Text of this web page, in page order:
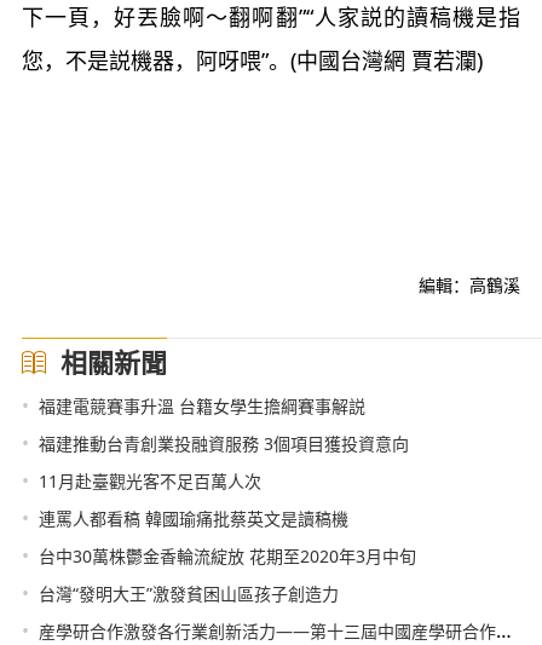
下一頁，好丟臉啊～翻啊翻”“人家説的讀稿機是指
您，不是説機器，阿呀喂”。(中國台灣網 賈若瀾)
編輯：高鶴溪
相關新聞
• 福建電競賽事升溫 台籍女學生擔綱賽事解説
• 福建推動台青創業投融資服務 3個項目獲投資意向
• 11月赴臺觀光客不足百萬人次
• 連罵人都看稿 韓國瑜痛批蔡英文是讀稿機
• 台中30萬株鬱金香輪流綻放 花期至2020年3月中旬
• 台灣“發明大王”激發貧困山區孩子創造力
• 産學研合作激發各行業創新活力——第十三屆中國産學研合作創新大會北京舉行